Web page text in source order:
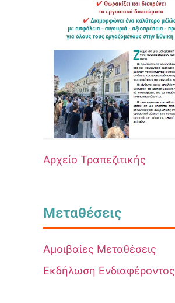
Αρχείο Τραπεζιτικής
Μεταθέσεις
Αμοιβαίες Μεταθέσεις
Εκδήλωση Ενδιαφέροντος